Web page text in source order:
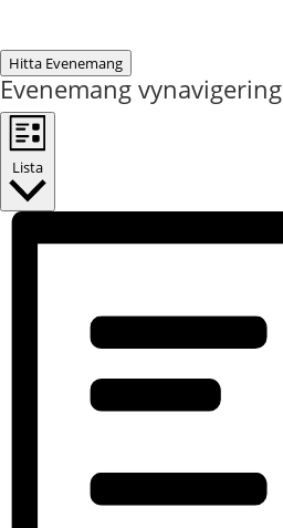
Hitta Evenemang
Evenemang vynavigering
Lista